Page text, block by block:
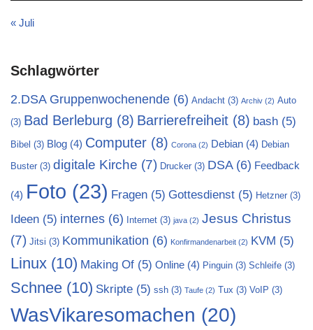
« Juli
Schlagwörter
2.DSA Gruppenwochenende (6) Andacht (3) Archiv (2) Auto
(3) Bad Berleburg (8) Barrierefreiheit (8) bash (5)
Bibel (3) Blog (4) Computer (8) Corona (2) Debian (4) Debian
Buster (3) digitale Kirche (7) Drucker (3) DSA(6) Feedback
(4) Foto (23) Fragen (5) Gottesdienst (5) Hetzner (3)
Ideen (5) internes (6) Internet (3) java (2) Jesus Christus
(7) Jitsi (3) Kommunikation (6) Konfirmandenarbeit (2) KVM (5)
Linux (10) Making Of (5) Online (4) Pinguin (3) Schleife (3)
Schnee (10) Skripte (5) ssh (3) Taufe (2) Tux (3) VoIP (3)
WasVikaresomachen (20)